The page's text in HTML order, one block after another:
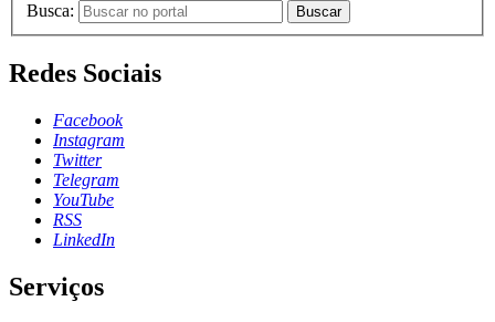
Busca: Buscar
Redes Sociais
Facebook
Instagram
Twitter
Telegram
YouTube
RSS
LinkedIn
Serviços